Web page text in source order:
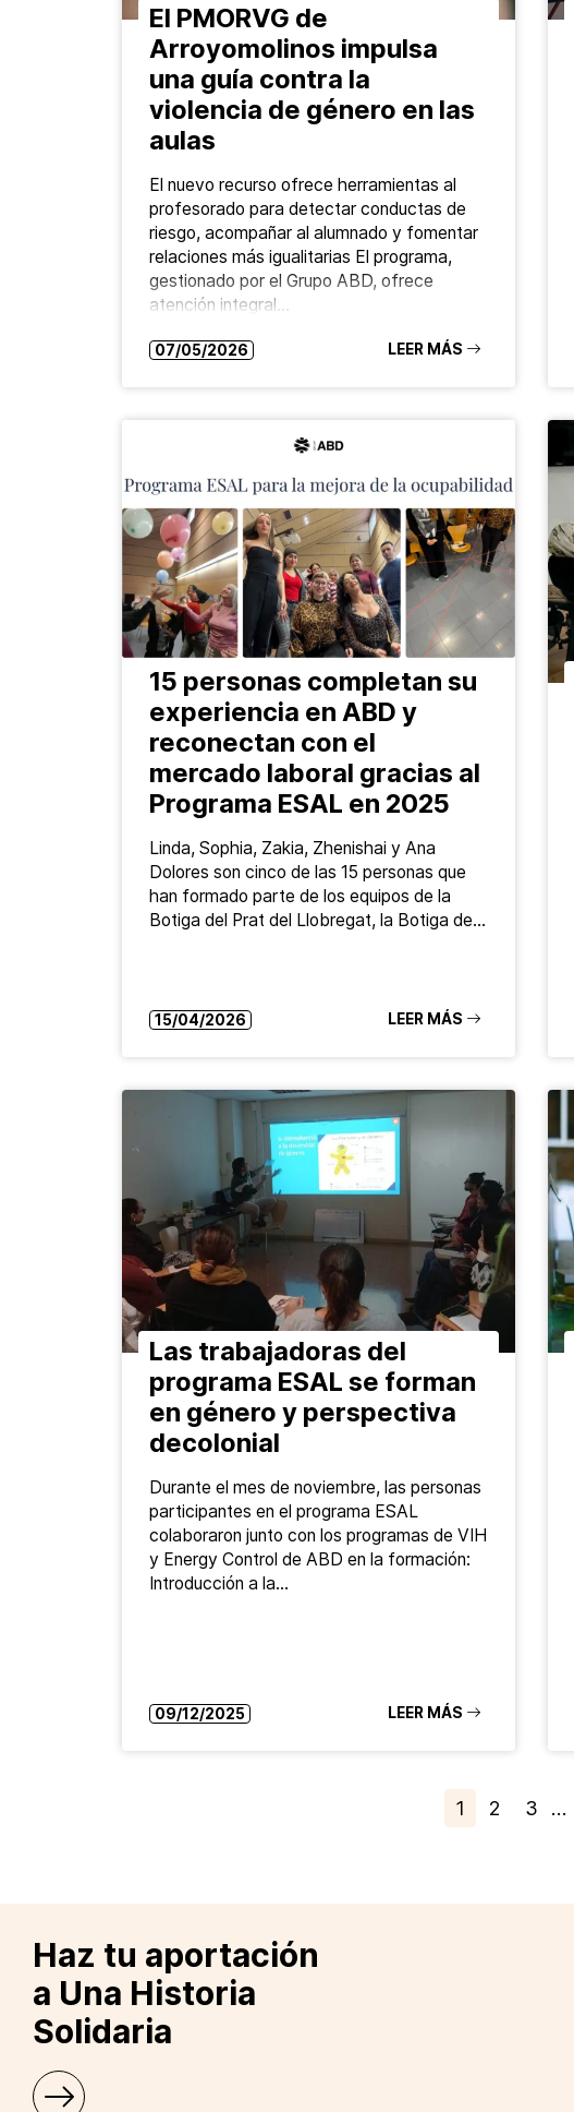
El PMORVG de
Arroyomolinos impulsa
una guía contra la
violencia de género en las
aulas
El nuevo recurso ofrece herramientas al
profesorado para detectar conductas de
riesgo, acompañar al alumnado y fomentar
relaciones más igualitarias El programa,
gestionado por el Grupo ABD, ofrece
atención integral…
07/05/2026 LEER MÁS
15 personas completan su
experiencia en ABD y
reconectan con el
mercado laboral gracias al
Programa ESAL en 2025
Linda, Sophia, Zakia, Zhenishai y Ana
Dolores son cinco de las 15 personas que
han formado parte de los equipos de la
Botiga del Prat del Llobregat, la Botiga de…
15/04/2026 LEER MÁS
Las trabajadoras del
programa ESAL se forman
en género y perspectiva
decolonial
Durante el mes de noviembre, las personas
participantes en el programa ESAL
colaboraron junto con los programas de VIH
y Energy Control de ABD en la formación:
Introducción a la…
09/12/2025 LEER MÁS
1 2 3 …
Haz tu aportación
a Una Historia
Solidaria